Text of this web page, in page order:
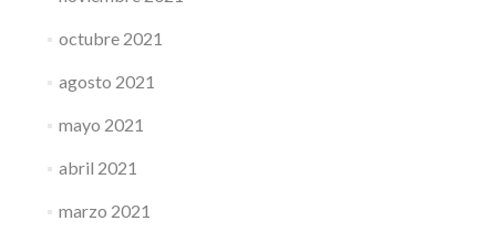
octubre 2021
agosto 2021
mayo 2021
abril 2021
marzo 2021